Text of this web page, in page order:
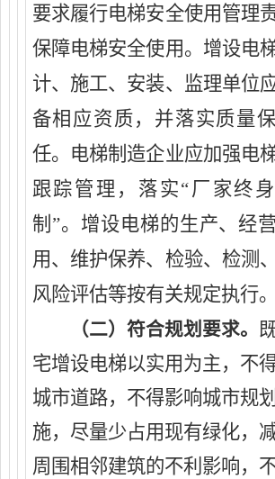
要求履行电梯安全使用管理责
保障电梯安全使用。 增设电
计、施工、安装、监理单位
备相应资质，并落实质量
任。电梯制造企业应加强电
跟踪管理，落实“厂家终
制”。 增设电梯的生产、经
用、维护保养、检验、检测
风险评估等按有关规定执行。
（二）符合规划要求。
宅增设电梯以实用为主，不
城市道路，不得影响城市规
施，尽量少占用现有绿化，
周围相邻建筑的不利影响，